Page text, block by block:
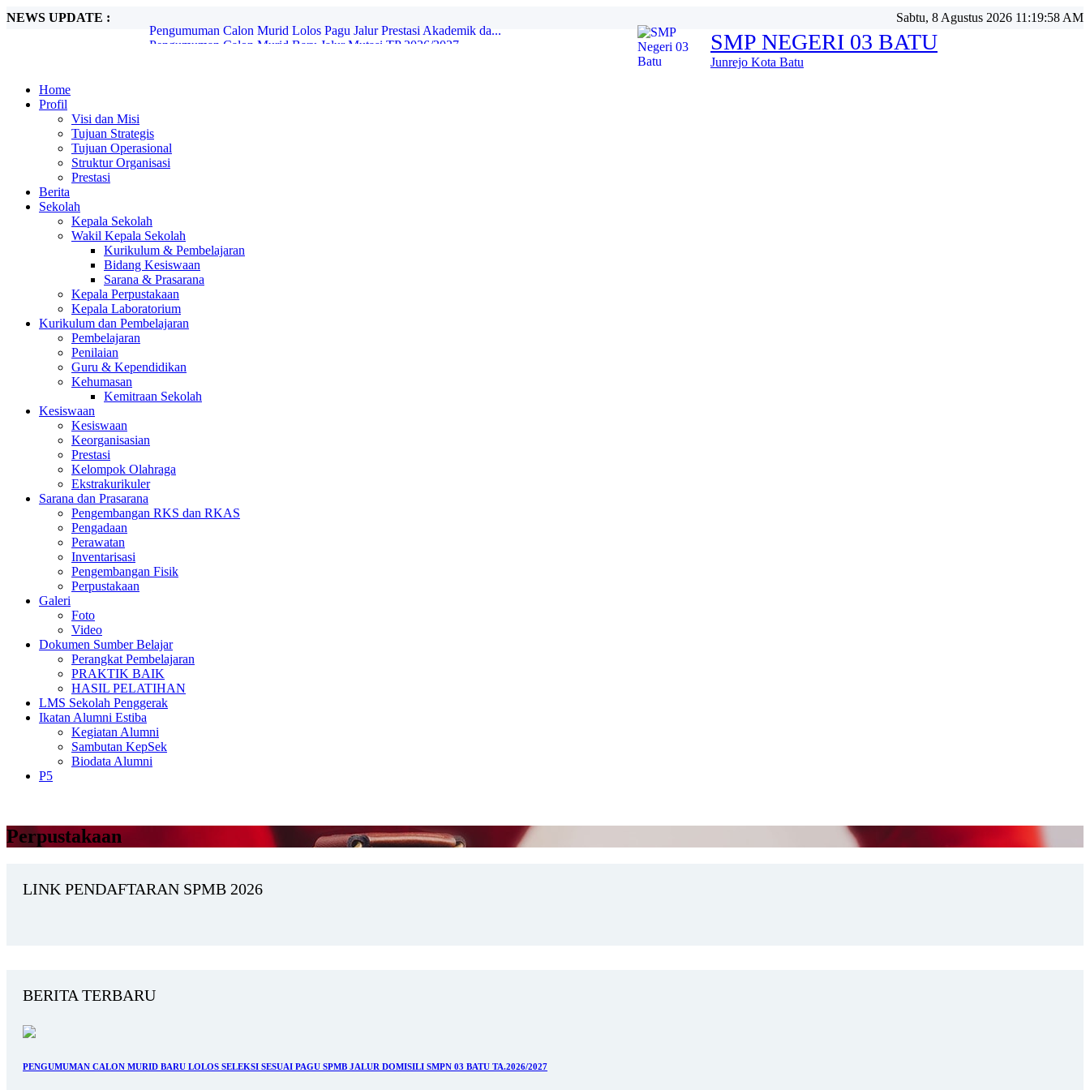
NEWS UPDATE :
Pengumuman Calon Murid Lolos Pagu Jalur Prestasi Akademik da...
Pengumuman Calon Murid Baru Jalur Mutasi TP 2026/2027...
PENGUMUMAN CALON MURID BARU YANG DITERIMA JALUR MUTASI DAN P...
INFORMASI UKM (UJI KENDALI MUTU) SPMB JALUR PRESTASI...
PENGUMUMAN CALON MURID BARU LOLOS SELEKSI SESUAI PAGU SPMB J...
Sabtu, 8 Agustus 2026 11:19:59 AM
SMP NEGERI 03 BATU
Junrejo Kota Batu
Home
Profil
Visi dan Misi
Tujuan Strategis
Tujuan Operasional
Struktur Organisasi
Prestasi
Berita
Sekolah
Kepala Sekolah
Wakil Kepala Sekolah
Kurikulum & Pembelajaran
Bidang Kesiswaan
Sarana & Prasarana
Kepala Perpustakaan
Kepala Laboratorium
Kurikulum dan Pembelajaran
Pembelajaran
Penilaian
Guru & Kependidikan
Kehumasan
Kemitraan Sekolah
Kesiswaan
Kesiswaan
Keorganisasian
Prestasi
Kelompok Olahraga
Ekstrakurikuler
Sarana dan Prasarana
Pengembangan RKS dan RKAS
Pengadaan
Perawatan
Inventarisasi
Pengembangan Fisik
Perpustakaan
Galeri
Foto
Video
Dokumen Sumber Belajar
Perangkat Pembelajaran
PRAKTIK BAIK
HASIL PELATIHAN
LMS Sekolah Penggerak
Ikatan Alumni Estiba
Kegiatan Alumni
Sambutan KepSek
Biodata Alumni
P5
Perpustakaan
LINK PENDAFTARAN SPMB 2026
BERITA TERBARU
PENGUMUMAN CALON MURID BARU LOLOS SELEKSI SESUAI PAGU SPMB JALUR DOMISILI SMPN 03 BATU TA.2026/2027